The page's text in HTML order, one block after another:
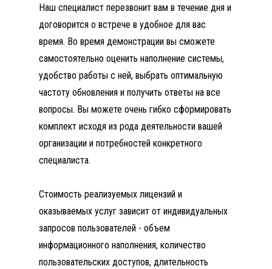
Наш специалист перезвонит вам в течение дня и
договорится о встрече в удобное для вас
время. Во время демонстрации вы сможете
самостоятельно оценить наполнение системы,
удобство работы с ней, выбрать оптимальную
частоту обновления и получить ответы на все
вопросы. Вы можете очень гибко сформировать
комплект исходя из рода деятельности вашей
организации и потребностей конкретного
специалиста.
Стоимость реализуемых лицензий и
оказываемых услуг зависит от индивидуальных
запросов пользователей - объем
информационного наполнения, количество
пользовательских доступов, длительность
КУПИТЬ СИСТЕМУ ГАРАНТ